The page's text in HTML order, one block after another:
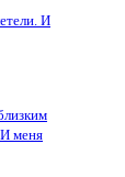
И
И меня